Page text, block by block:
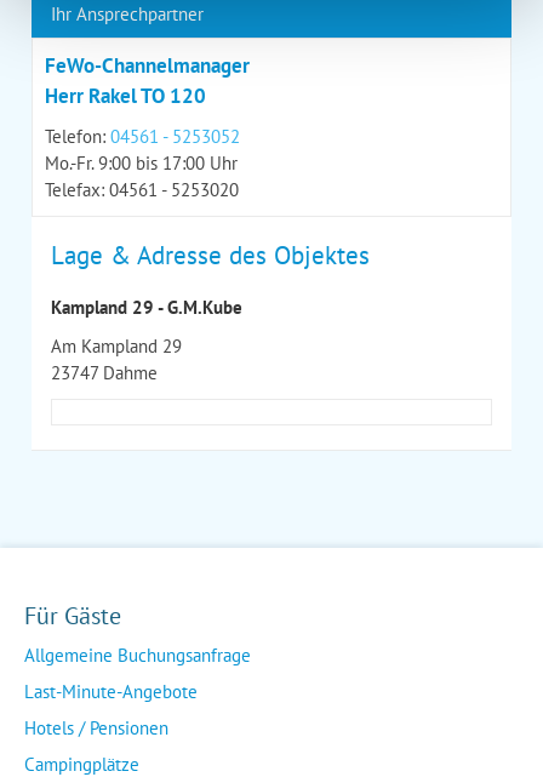
Ihr Ansprechpartner
FeWo-Channelmanager
Herr Rakel TO 120
Telefon: 04561 - 5253052
Mo.-Fr. 9:00 bis 17:00 Uhr
Telefax: 04561 - 5253020
Lage & Adresse des Objektes
Kampland 29 - G.M.Kube
Am Kampland 29
23747 Dahme
Für Gäste
Allgemeine Buchungsanfrage
Last-Minute-Angebote
Hotels / Pensionen
Campingplätze